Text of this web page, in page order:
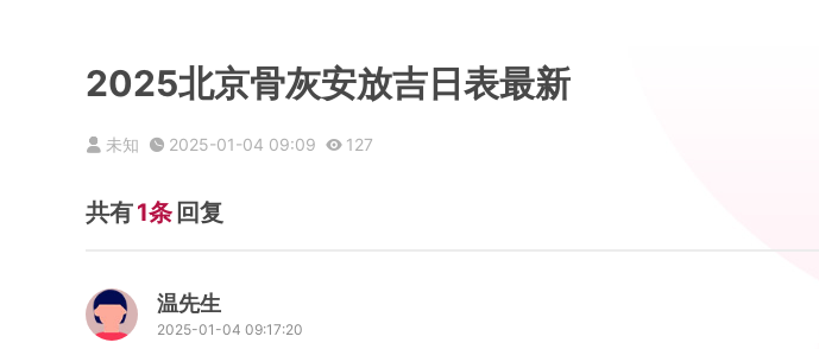
2025北京骨灰安放吉日表最新
未知 2025-01-04 09:09 127
共有1条 回复
温先生
2025-01-04 09:17:20